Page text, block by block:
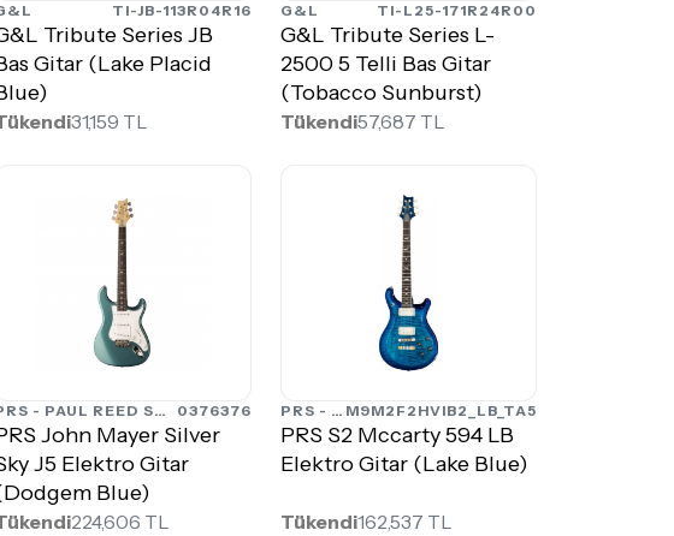
TI-JB-113R04R16
Tribute Series JB
Gitar (Lake Placid
31,159 TL
G&L TI-L25-171R24R00
G&L Tribute Series L-
2500 5 Telli Bas Gitar
(Tobacco Sunburst)
Tükendi57,687 TL
PRS - PAUL REED SMITH 0376376
John Mayer Silver
J5 Elektro Gitar
Blue)
224,606 TL
PRS - PAUL REED SMITH M9M2F2HVIB2_LB_TA5
PRS S2 Mccarty 594 LB
Elektro Gitar (Lake Blue)
Tükendi162,537 TL